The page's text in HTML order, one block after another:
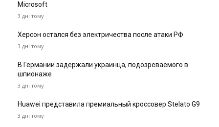
Microsoft
3 дні тому
Херсон остался без электричества после атаки РФ
3 дні тому
В Германии задержали украинца, подозреваемого в
шпионаже
3 дні тому
Huawei представила премиальный кроссовер Stelato G9
3 дні тому